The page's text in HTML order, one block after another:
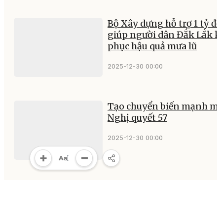
Bộ Xây dựng hỗ trợ 1 tỷ
giúp người dân Đắk Lắk
phục hậu quả mưa lũ
2025-12-30 00:00
Tạo chuyển biến mạnh
Nghị quyết 57
2025-12-30 00:00